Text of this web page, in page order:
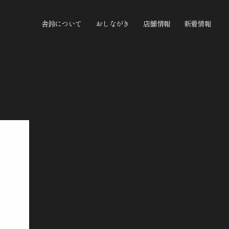
舎鈴について おしながき 店舗情報 新着情報